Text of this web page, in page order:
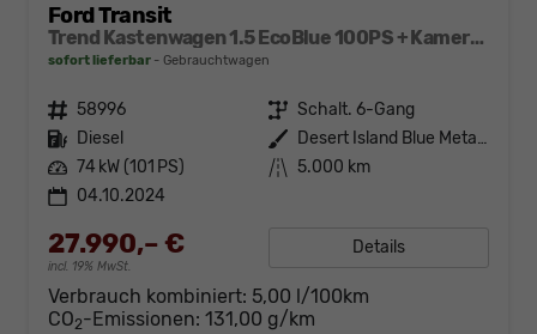
Ford Transit
Trend Kastenwagen 1.5 EcoBlue 100PS + Kamera+Winterpaket
sofort lieferbar Gebrauchtwagen
Fahrzeugnr. 58996 Getriebe Schalt. 6-Gang
Kraftstoff Diesel Außenfarbe
Desert Island Blue Metallic
Leistung 74 kW (101 PS) Kilometerstand 5.000 km
04.10.2024
27.990,– €
incl. 19% MwSt.
Details
Verbrauch kombiniert: 5,00 l/100km
CO2-Emissionen: 131,00 g/km